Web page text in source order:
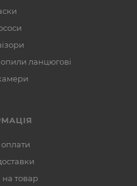
ланцюгові
на товар